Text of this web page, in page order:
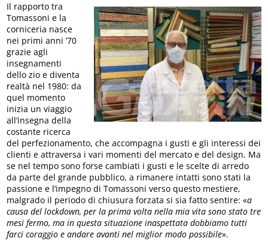
Il rapporto tra
Tomassoni e la
corniceria nasce
nei primi anni ’70
grazie agli
insegnamenti
dello zio e diventa
realtà nel 1980: da
quel momento
inizia un viaggio
all’insegna della
costante ricerca
del perfezionamento, che accompagna i gusti e gli interessi dei
clienti e attraversa i vari momenti del mercato e del design. Ma
se nel tempo sono forse cambiati i gusti e le scelte di arredo
da parte del grande pubblico, a rimanere intatti sono stati la
passione e l’impegno di Tomassoni verso questo mestiere,
malgrado il periodo di chiusura forzata si sia fatto sentire: «a
causa del lockdown, per la prima volta nella mia vita sono stato tre
mesi fermo, ma in questa situazione inaspettata dobbiamo tutti
farci coraggio e andare avanti nel miglior modo possibile».